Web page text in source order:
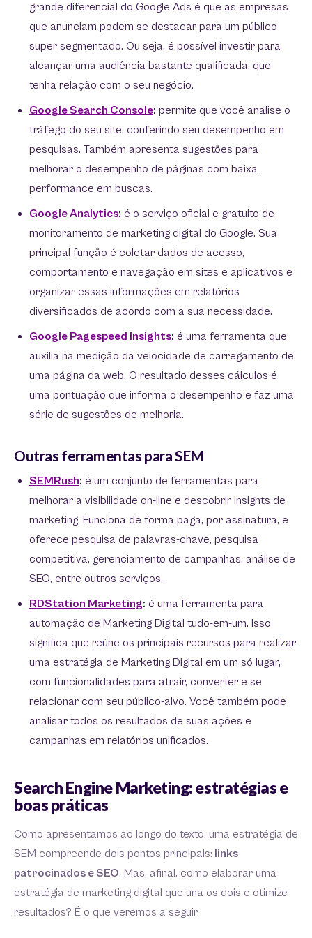
grande diferencial do Google Ads é que as empresas
que anunciam podem se destacar para um público
super segmentado. Ou seja, é possível investir para
alcançar uma audiência bastante qualificada, que
tenha relação com o seu negócio.
Google Search Console: permite que você analise o
tráfego do seu site, conferindo seu desempenho em
pesquisas. Também apresenta sugestões para
melhorar o desempenho de páginas com baixa
performance em buscas.
Google Analytics: é o serviço oficial e gratuito de
monitoramento de marketing digital do Google. Sua
principal função é coletar dados de acesso,
comportamento e navegação em sites e aplicativos e
organizar essas informações em relatórios
diversificados de acordo com a sua necessidade.
Google Pagespeed Insights: é uma ferramenta que
auxilia na medição da velocidade de carregamento de
uma página da web. O resultado desses cálculos é
uma pontuação que informa o desempenho e faz uma
série de sugestões de melhoria.
Outras ferramentas para SEM
SEMRush: é um conjunto de ferramentas para
melhorar a visibilidade on-line e descobrir insights de
marketing. Funciona de forma paga, por assinatura, e
oferece pesquisa de palavras-chave, pesquisa
competitiva, gerenciamento de campanhas, análise de
SEO, entre outros serviços.
RDStation Marketing: é uma ferramenta para
automação de Marketing Digital tudo-em-um. Isso
significa que reúne os principais recursos para realizar
uma estratégia de Marketing Digital em um só lugar,
com funcionalidades para atrair, converter e se
relacionar com seu público-alvo. Você também pode
analisar todos os resultados de suas ações e
campanhas em relatórios unificados.
Search Engine Marketing: estratégias e
boas práticas
Como apresentamos ao longo do texto, uma estratégia de
SEM compreende dois pontos principais: links
patrocinados e SEO. Mas, afinal, como elaborar uma
estratégia de marketing digital que una os dois e otimize
resultados? É o que veremos a seguir.